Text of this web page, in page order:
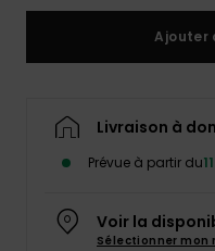
la
Ajouter
Livraison à
Prévue à partir du
Voir la
Sélectionner mon